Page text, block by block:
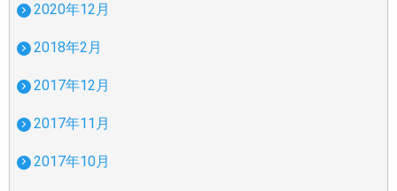
2020年12月
2018年2月
2017年12月
2017年11月
2017年10月